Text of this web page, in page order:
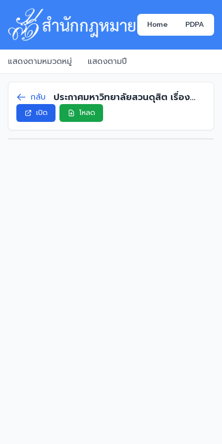
Home PDPA
แสดงตามหมวดหมู่ แสดงตามปี
กลับ
ประกาศมหาวิทยาลัยสวนดุสิต เรื่อง
อัตราค่าธรรมเนียมชุดอุปกรณ์และชุด
ปฏิบัติงานของนักศึกษา พ.ศ. 2567
เปิด โหลด